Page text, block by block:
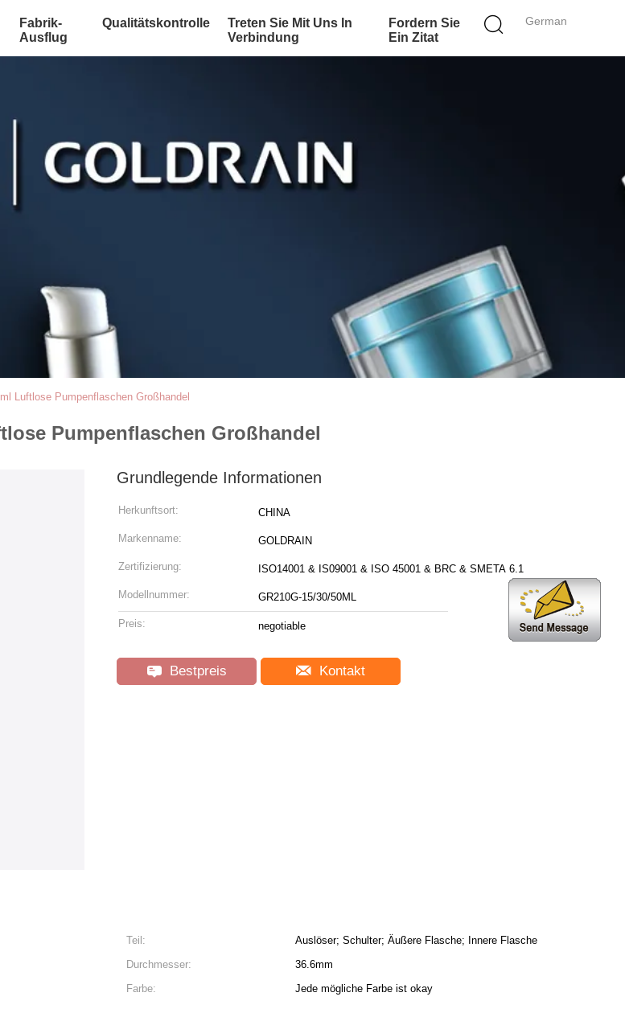
German
Fabrik-
Ausflug
Qualitätskontrolle
Treten Sie Mit Uns In
Verbindung
Fordern Sie
Ein Zitat
Luftlose Pumpenflaschen Großhandel
Pumpenflaschen Großhandel
Grundlegende Informationen
Herkunftsort: CHINA
Markenname: GOLDRAIN
Zertifizierung: ISO14001 & IS09001 & ISO 45001 & BRC & SMETA 6.1
Modellnummer: GR210G-15/30/50ML
Preis: negotiable
Bestpreis Kontakt
Teil:
Auslöser; Schulter; Äußere Flasche; Innere Flasche
Durchmesser:
36.6mm
Farbe:
Jede mögliche Farbe ist okay